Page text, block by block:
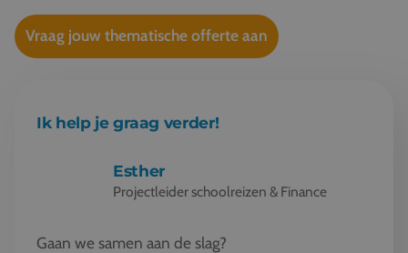
Vraag jouw thematische offerte aan
Ik help je graag verder!
Esther
Projectleider schoolreizen & Finance
Gaan we samen aan de slag?